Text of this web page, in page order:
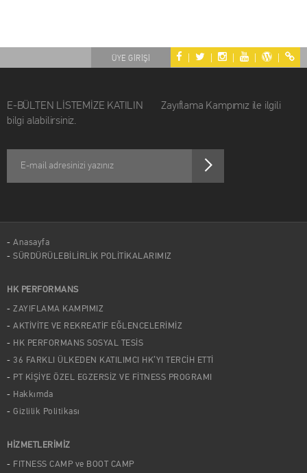
| | | | |
ÜYE GİRİŞİ
E-BÜLTEN LİSTEMİZE KATILIN Zayıflama Kampımız ile ilgili
bilgi alabilirsiniz.
Anasayfa
SÜRDÜRÜLEBİLİRLİK POLİTİKALARIMIZ
HK PERFORMANS
ZAYIFLAMA KAMPIMIZ
AKTİVİTE VE REKREATİF EĞLENCELERİMİZ
HK PERFORMANS SOSYAL TESİS
36 FARKLI ÜLKEDEN KATILIMCI HK’YI TERCİH ETTİ
PT KİŞİYE ÖZEL EGZERSİZ VE FİTNESS PROGRAMI
Hakkımda
Gizlilik Politikası
HİZMETLERİMİZ
FITNESS CAMP ve BOOT CAMP